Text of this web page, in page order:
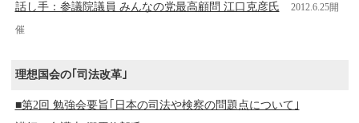
話し手：参議院議員 みんなの党最高顧問 江口克彦氏
2012.6.25開
催
理想国会の｢司法改革｣
■第2回 勉強会要旨｢日本の司法や検察の問題点について｣